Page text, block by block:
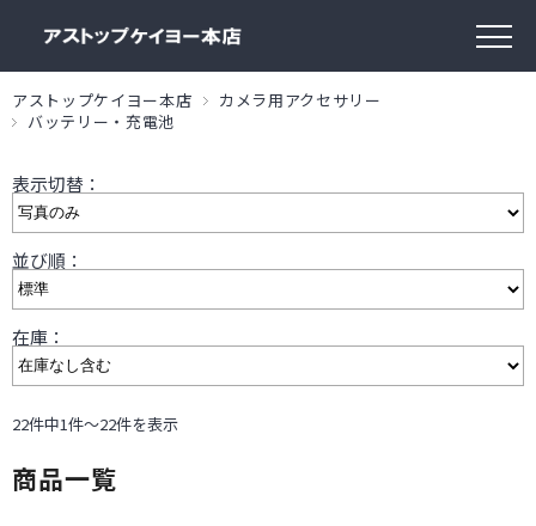
アストップケイヨー本店
カメラ用アクセサリー
バッテリー・充電池
表示切替：
並び順：
在庫：
22件中1件～22件を表示
商品一覧